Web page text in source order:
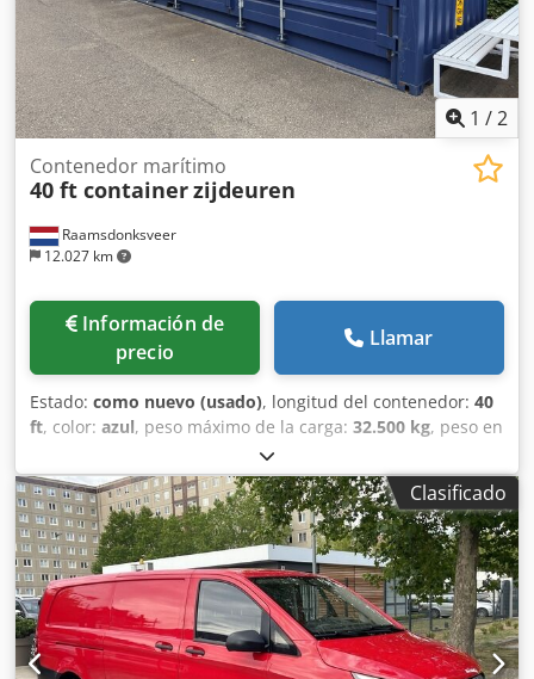
1 /2
Raamsdonksveer
12.027 km
Contenedor marítimo
40 ft containerzijdeuren
Información de
precio
Llamar
Estado: como nuevo (usado), longitud del contenedor: 40
ft, color: azul, peso máximo de la carga: 32.500 kg, peso en
, volumen del espacio de carga:
Contenedor de 40 pies de largo y 9,6 pulgadas de alto, con
puertas laterales. Chedpfx Aozkwr Nofhja
Clasificado